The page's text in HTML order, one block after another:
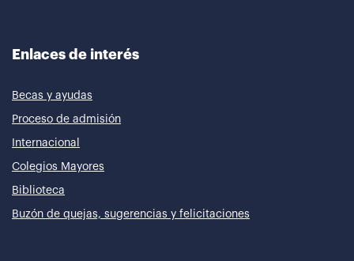
Enlaces de interés
Becas y ayudas
Proceso de admisión
Internacional
Colegios Mayores
Biblioteca
Buzón de quejas, sugerencias y felicitaciones